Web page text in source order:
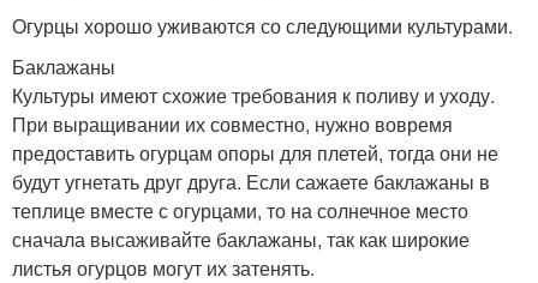
Огурцы хорошо уживаются со следующими культурами.
Баклажаны
Культуры имеют схожие требования к поливу и уходу.
При выращивании их совместно, нужно вовремя
предоставить огурцам опоры для плетей, тогда они не
будут угнетать друг друга. Если сажаете баклажаны в
теплице вместе с огурцами, то на солнечное место
сначала высаживайте баклажаны, так как широкие
листья огурцов могут их затенять.